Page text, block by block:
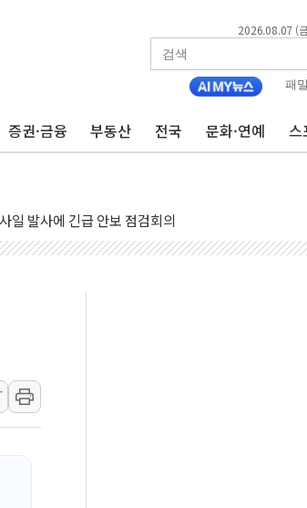
2026.08.07 (
패
증권·금융 부동산 전국 문화·연예 스
며 대부분 상승… "2분기 기업 순이익 21% 증가" 전망
드론으로 나토 회원국 공격 검토… 거짓 깃발 작전"
더나·아이온큐·도어대시↑ VS 샌디스크·피그마·앱
과급 반대…상법·자본시장법 개정 논의"
일 발사에 긴급 안보 점검회의
화·호르무즈 재개방 기대에 강세
라 민간인 '사파리' 공격… 시민들 공포감 극대화 전략
임시 주총 기대감에 홀로 상한가…마진 잔액은 사
중상…대응 1단계 진압 중
간 손봐야, 경쟁상대 中과 비교해야"
과 함께하는 '선봉'의 대민 봉사
탄도미사일 1발 발사… 올해 10번째·42일 만 도발